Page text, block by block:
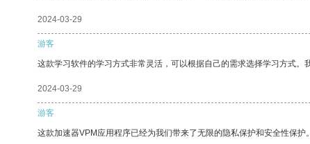
2024-03-29
游客
这款学习软件的学习方式非常灵活，可以根据自己的需求选择学习方式。
2024-03-29
游客
这款加速器VPM应用程序已经为我们带来了无限的隐私保护和安全性保护。